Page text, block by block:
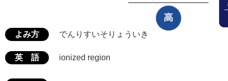
よみ方 でんりすいそりょういき
英 語 ionized region